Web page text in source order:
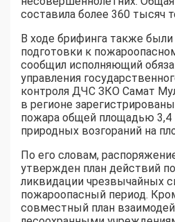
составила более 360 тысяч
В ходе брифинга также
подготовки к
сообщил исполняющий
управления
контроля ДЧС ЗКО Самат
в регионе
пожара общей площадью 3,4
природных возгораний на
По его словам,
утвержден план действий
ликвидации чрезвычайных
пожароопасный период.
совместный план